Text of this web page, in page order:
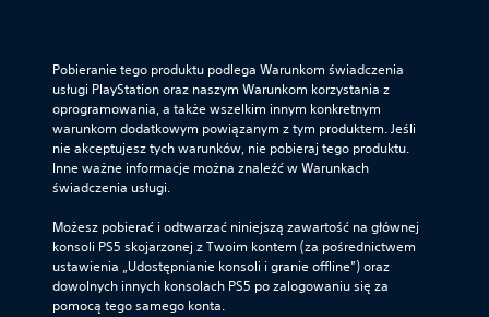
Pobieranie tego produktu podlega Warunkom świadczenia
usługi PlayStation oraz naszym Warunkom korzystania z
oprogramowania, a także wszelkim innym konkretnym
warunkom dodatkowym powiązanym z tym produktem. Jeśli
nie akceptujesz tych warunków, nie pobieraj tego produktu.
Inne ważne informacje można znaleźć w Warunkach
świadczenia usługi.
Możesz pobierać i odtwarzać niniejszą zawartość na głównej
konsoli PS5 skojarzonej z Twoim kontem (za pośrednictwem
ustawienia „Udostępnianie konsoli i granie offline”) oraz
dowolnych innych konsolach PS5 po zalogowaniu się za
pomocą tego samego konta.